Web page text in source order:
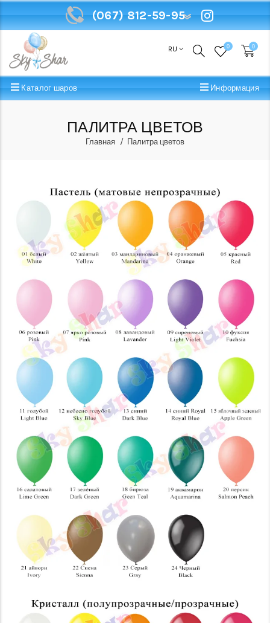
(067) 812-59-95
RU 0 0
Каталог шаров Информация
ПАЛИТРА ЦВЕТОВ
Главная Палитра цветов